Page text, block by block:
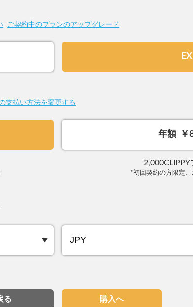
ご契約中のプランのアップグレード
EX
支払い方法を変更する
年額 ￥
2,000CLIPPY
*初回契約の方限定
る 購入へ